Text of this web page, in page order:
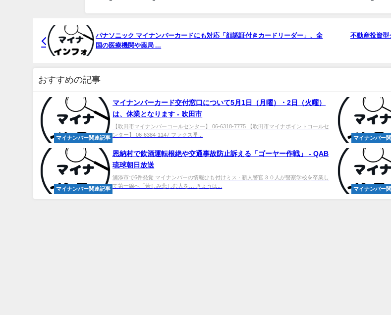
パナソニック マイナンバーカードにも対応「顔認証付きカードリーダー」、全
国の医療機関や薬局 ...
不動産投資型
おすすめの記事
マイナンバー関連記事
マイナンバーカード交付窓口について5月1日（月曜）・2日（火曜）
は、休業となります - 吹田市
【吹田市マイナンバーコールセンター】 06-6318-7775 【吹田市マイナポイントコールセ
ンター】 06-6384-1147 ファクス番...
マイナンバー
マイナンバー関連記事
恩納村で飲酒運転根絶や交通事故防止訴える「ゴーヤー作戦」 - QAB
琉球朝日放送
浦添市で6件発覚 マイナンバーの情報ひも付けミス · 新人警官３０人が警察学校を卒業し
て第一線へ「苦しみ悲しむ人を… きょうは...
マイナンバー